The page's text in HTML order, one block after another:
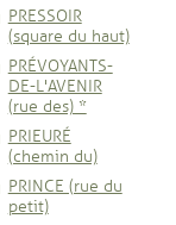
PRESSOIR
(square du haut)
PRÉVOYANTS-
DE-L'AVENIR
(rue des) *
PRIEURÉ
(chemin du)
PRINCE (rue du
petit)